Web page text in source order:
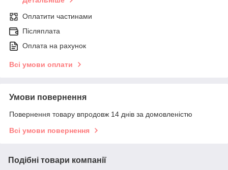
Оплатити частинами
Післяплата
Оплата на рахунок
Всі умови оплати
Умови повернення
Повернення товару впродовж 14 днів за домовленістю
Всі умови повернення
Подібні товари компанії